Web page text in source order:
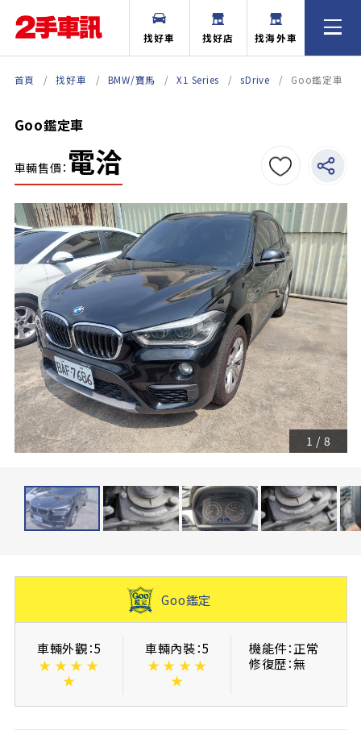
找好車 找好店 找海外車
首頁 找好車 BMW/寶馬 X1 Series sDrive Goo鑑定車
Goo鑑定車
車輛售價： 電洽
1 / 8
Goo鑑定
車輛外觀：5
★ ★ ★ ★
★
車輛內裝：5
★ ★ ★ ★
★
機能件：正常
修復歴：無